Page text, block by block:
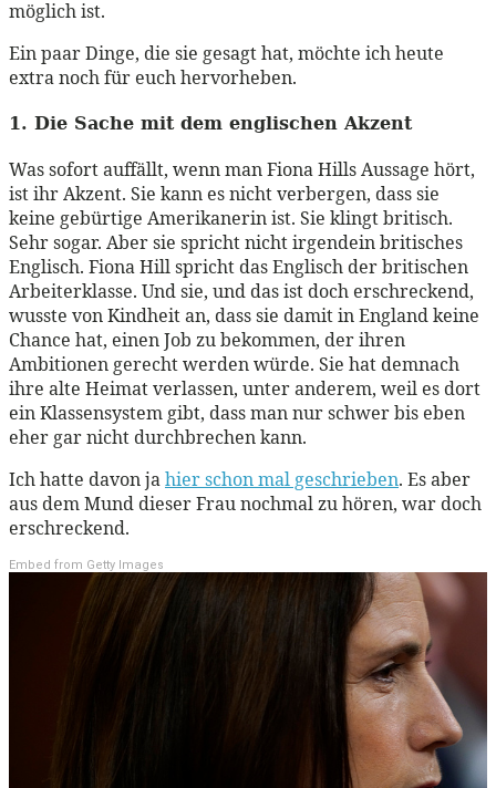
möglich ist.
Ein paar Dinge, die sie gesagt hat, möchte ich heute
extra noch für euch hervorheben.
1. Die Sache mit dem englischen Akzent
Was sofort auffällt, wenn man Fiona Hills Aussage hört,
ist ihr Akzent. Sie kann es nicht verbergen, dass sie
keine gebürtige Amerikanerin ist. Sie klingt britisch.
Sehr sogar. Aber sie spricht nicht irgendein britisches
Englisch. Fiona Hill spricht das Englisch der britischen
Arbeiterklasse. Und sie, und das ist doch erschreckend,
wusste von Kindheit an, dass sie damit in England keine
Chance hat, einen Job zu bekommen, der ihren
Ambitionen gerecht werden würde. Sie hat demnach
ihre alte Heimat verlassen, unter anderem, weil es dort
ein Klassensystem gibt, dass man nur schwer bis eben
eher gar nicht durchbrechen kann.
Ich hatte davon jahier schon mal geschrieben. Es aber
aus dem Mund dieser Frau nochmal zu hören, war doch
erschreckend.
Embed from Getty Images